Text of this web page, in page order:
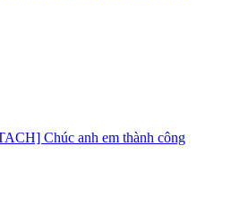
Chúc anh em thành công